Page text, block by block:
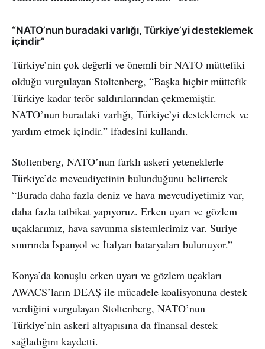
“NATO’nun buradaki varlığı, Türkiye’yi desteklemek
içindir”
Türkiye’nin çok değerli ve önemli bir NATO müttefiki
olduğu vurgulayan Stoltenberg, “Başka hiçbir müttefik
Türkiye kadar terör saldırılarından çekmemiştir.
NATO’nun buradaki varlığı, Türkiye’yi desteklemek ve
yardım etmek içindir.” ifadesini kullandı.
Stoltenberg, NATO’nun farklı askeri yeteneklerle
Türkiye’de mevcudiyetinin bulunduğunu belirterek
“Burada daha fazla deniz ve hava mevcudiyetimiz var,
daha fazla tatbikat yapıyoruz. Erken uyarı ve gözlem
uçaklarımız, hava savunma sistemlerimiz var. Suriye
sınırında İspanyol ve İtalyan bataryaları bulunuyor.”
Konya’da konuşlu erken uyarı ve gözlem uçakları
AWACS’ların DEAŞ ile mücadele koalisyonuna destek
verdiğini vurgulayan Stoltenberg, NATO’nun
Türkiye’nin askeri altyapısına da finansal destek
sağladığını kaydetti.